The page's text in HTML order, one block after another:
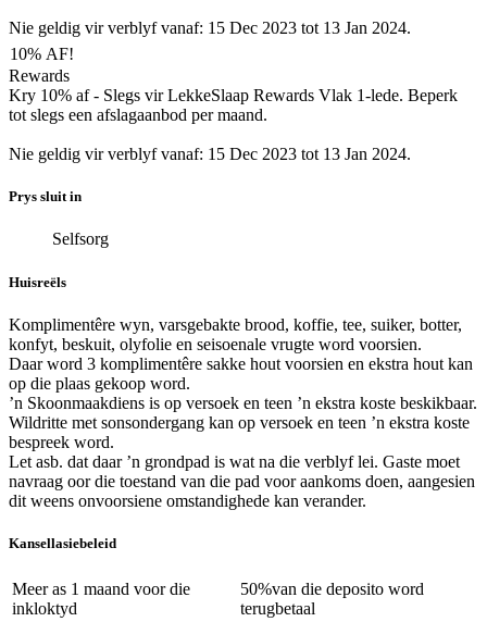
Nie geldig vir verblyf vanaf: 15 Dec 2023 tot 13 Jan 2024.
10% AF!
Rewards
Kry 10% af - Slegs vir LekkeSlaap Rewards Vlak 1-lede. Beperk
tot slegs een afslagaanbod per maand.
Nie geldig vir verblyf vanaf: 15 Dec 2023 tot 13 Jan 2024.
Prys sluit in
Selfsorg
Huisreëls
Komplimentêre wyn, varsgebakte brood, koffie, tee, suiker, botter,
konfyt, beskuit, olyfolie en seisoenale vrugte word voorsien.
Daar word 3 komplimentêre sakke hout voorsien en ekstra hout kan
op die plaas gekoop word.
’n Skoonmaakdiens is op versoek en teen ’n ekstra koste beskikbaar.
Wildritte met sonsondergang kan op versoek en teen ’n ekstra koste
bespreek word.
Let asb. dat daar ’n grondpad is wat na die verblyf lei. Gaste moet
navraag oor die toestand van die pad voor aankoms doen, aangesien
dit weens onvoorsiene omstandighede kan verander.
Kansellasiebeleid
Meer as 1 maand voor die
inkloktyd
50%van die deposito word
terugbetaal